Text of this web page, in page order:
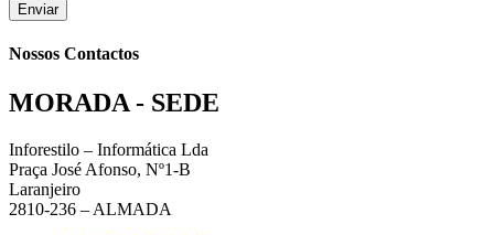
Enviar
Nossos Contactos
MORADA - SEDE
Inforestilo – Informática Lda
Praça José Afonso, Nº1-B
Laranjeiro
2810-236 – ALMADA